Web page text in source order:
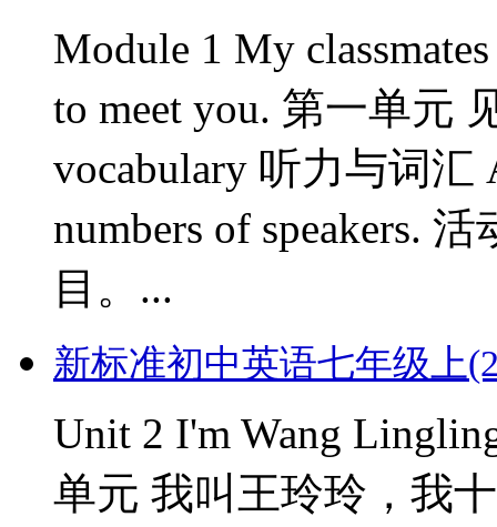
Module 1 My
to meet you. 第一单元
vocabulary 听力与词汇
numbers of speakers.
目。...
新标准初中英语七年级上
Unit 2 I'm Wang
单元 我叫王玲玲，我